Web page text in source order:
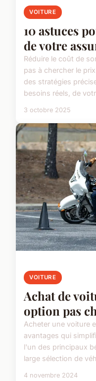
VOITURE
10 astuces
de votre
Réduire le coût de
pas à chercher le
des stratégies
besoins réels, de
3 octobre 2025
VOITURE
Achat de
option pas
Acheter une voiture
avantages qui
l'un des principaux
large sélection de
4 novembre 2024